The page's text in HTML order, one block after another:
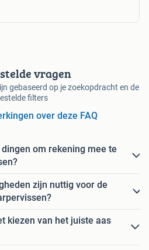
vragen
gebaseerd op je zoekopdracht en de
filters
over deze FAQ
om rekening mee te
zijn nuttig voor de
kiezen van het juiste aas